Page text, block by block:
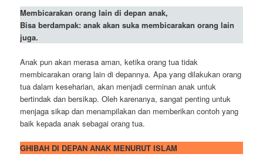
Membicarakan orang lain di depan anak,
Bisa berdampak: anak akan suka membicarakan orang lain
juga.
Anak pun akan merasa aman, ketika orang tua tidak
membicarakan orang lain di depannya. Apa yang dilakukan orang
tua dalam keseharian, akan menjadi cerminan anak untuk
bertindak dan bersikap. Oleh karenanya, sangat penting untuk
menjaga sikap dan menampilakan dan memberikan contoh yang
baik kepada anak sebagai orang tua.
GHIBAH DI DEPAN ANAK MENURUT ISLAM